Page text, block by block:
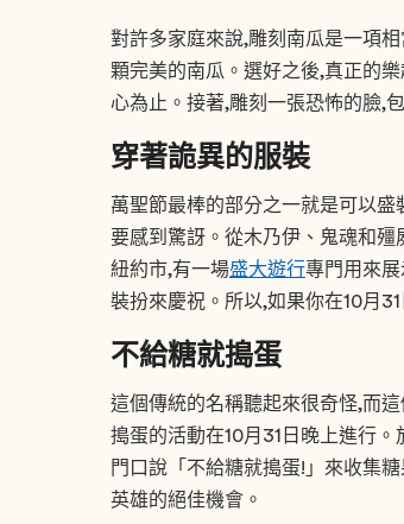
對許多家庭來說,雕刻南瓜是一項
顆完美的南瓜。選好之後,真正的
心為止。接著,雕刻一張恐怖的臉,
穿著詭異的服裝
萬聖節最棒的部分之一就是可以
要感到驚訝。從木乃伊、鬼魂和
紐約市,有一場盛大遊行專門用來
裝扮來慶祝。所以,如果你在10月
不給糖就搗蛋
這個傳統的名稱聽起來很奇怪,而
搗蛋的活動在10月31日晚上進行
門口說「不給糖就搗蛋!」來收集
英雄的絕佳機會。